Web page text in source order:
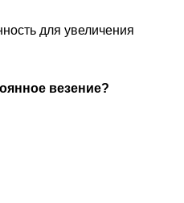
для увеличения
везение?